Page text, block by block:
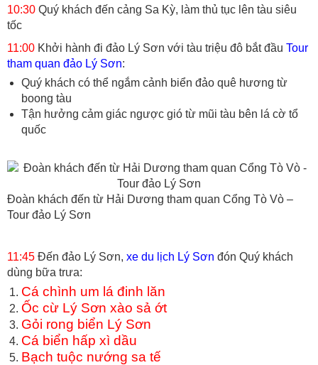
10:30 Quý khách đến cảng Sa Kỳ, làm thủ tục lên tàu siêu
tốc
11:00 Khởi hành đi đảo Lý Sơn với tàu triệu đô bắt đầu Tour
tham quan đảo Lý Sơn:
Quý khách có thể ngắm cảnh biển đảo quê hương từ
boong tàu
Tận hưởng cảm giác ngược gió từ mũi tàu bên lá cờ tổ
quốc
Đoàn khách đến từ Hải Dương tham quan Cổng Tò Vò –
Tour đảo Lý Sơn
11:45 Đến đảo Lý Sơn, xe du lịch Lý Sơn đón Quý khách
dùng bữa trưa:
Cá chình um lá đinh lăn
Ốc cừ Lý Sơn xào sả ớt
Gỏi rong biển Lý Sơn
Cá biển hấp xì dầu
Bạch tuộc nướng sa tế